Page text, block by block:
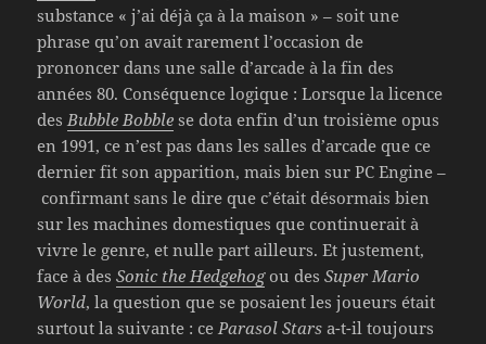
substance « j’ai déjà ça à la maison » – soit une
phrase qu’on avait rarement l’occasion de
prononcer dans une salle d’arcade à la fin des
années 80. Conséquence logique : Lorsque la licence
des Bubble Bobble se dota enfin d’un troisième opus
en 1991, ce n’est pas dans les salles d’arcade que ce
dernier fit son apparition, mais bien sur PC Engine –
confirmant sans le dire que c’était désormais bien
sur les machines domestiques que continuerait à
vivre le genre, et nulle part ailleurs. Et justement,
face à desSonic the Hedgehogou desSuper Mario
World, la question que se posaient les joueurs était
surtout la suivante : ce Parasol Stars a-t-il toujours